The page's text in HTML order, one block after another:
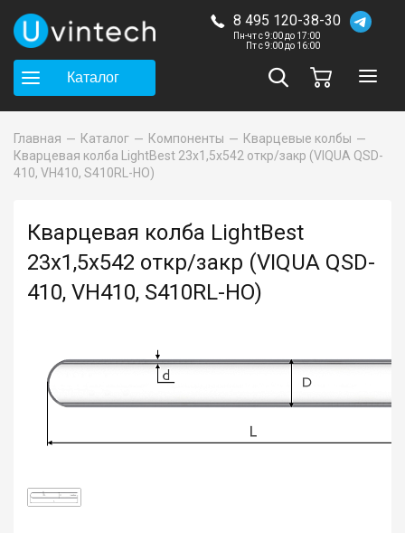
8 495 120-38-30
Пн-чт с 9:00 до 17:00
Пт с 9:00 до 16:00
Каталог
Главная Каталог Компоненты
Кварцевые колбы
Кварцевая колба LightBest 23x1,5x542 откр/закр (VIQUA QSD-
410, VH410, S410RL-HO)
Кварцевая колба LightBest
23x1,5x542 откр/закр (VIQUA QSD-
410, VH410, S410RL-HO)